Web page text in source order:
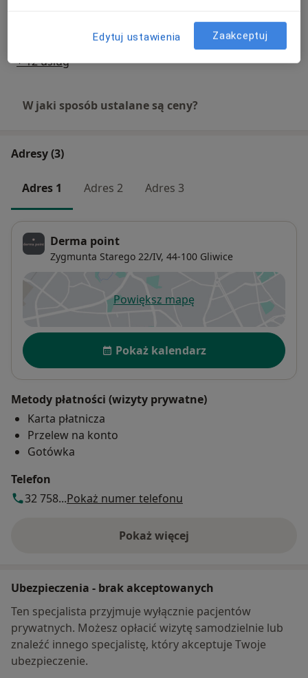
Umów wizytę
+ 12 usług
W jaki sposób ustalane są ceny?
Adresy (3)
Adres 1 Adres 2 Adres 3
Derma point
Zygmunta Starego 22/IV, 44-100 Gliwice
Powiększ mapęotwiera się w nowej karcie
Dostępność
Pokaż kalendarz
Metody płatności (wizyty prywatne)
Karta płatnicza
Przelew na konto
Gotówka
Telefon
32 758...Pokaż numer telefonu
Pokaż więcej
o adresie
Ubezpieczenia - brak akceptowanych
Ten specjalista przyjmuje wyłącznie pacjentów
prywatnych. Możesz opłacić wizytę samodzielnie lub
znaleźć innego specjalistę, który akceptuje Twoje
ubezpieczenie.
Edytuj ustawienia Zaakceptuj